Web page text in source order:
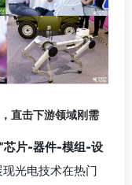
直击下游领域刚需
“芯片-器件-模组-设
光电技术在热门